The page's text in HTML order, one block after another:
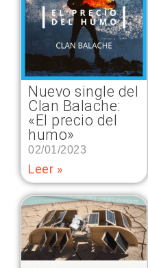
Nuevo single del
Clan Balache:
«El precio del
humo»
02/01/2023
Leer »